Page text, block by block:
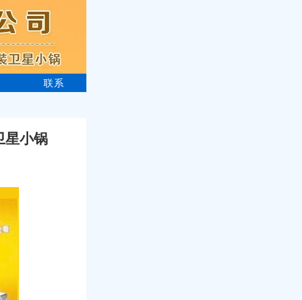
联系
星小锅